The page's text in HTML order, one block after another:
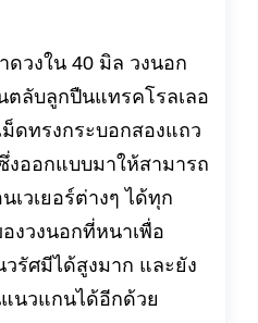
ดวงใน 40 มิล วงนอก
ตลับลูกปืนแทรคโรลเลอ
ม็ดทรงกระบอกสองแถว
งออกแบบมาให้สามารถ
เวเยอร์ต่างๆ ได้ทุก
งวงนอกที่หนาเพื่อ
รัศมีได้สูงมาก และยัง
นวแกนได้อีกด้วย